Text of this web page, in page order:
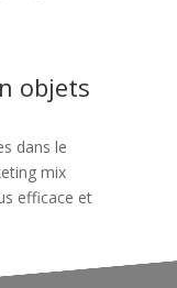
objets
dans le
mix
efficace et